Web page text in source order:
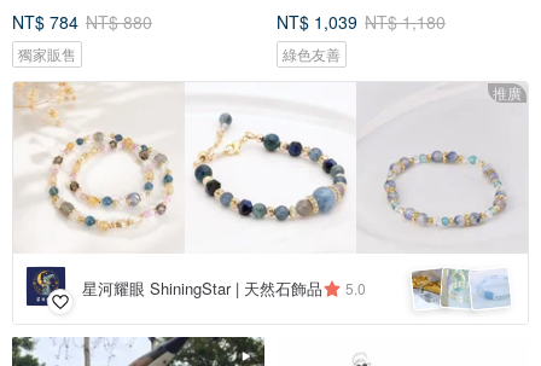
NT$ 784 NT$ 880
獨家販售
NT$ 1,039 NT$ 1,180
綠色友善
推廣
星河耀眼 ShiningStar | 天然石飾品 5.0